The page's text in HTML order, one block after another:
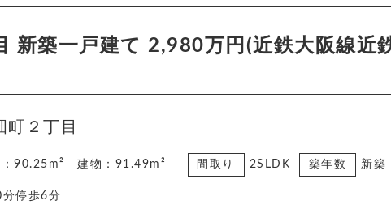
新築一戸建て 2,980万円(近鉄大阪線近
町２丁目
：90.25m² 建物：91.49m² 間取り 2SLDK 築年数 新築
停歩6分